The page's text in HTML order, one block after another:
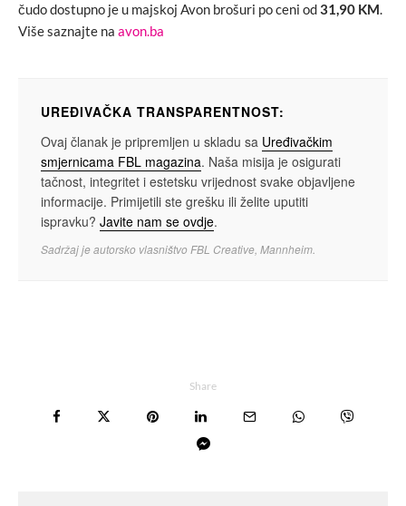
čudo dostupno je u majskoj Avon brošuri po ceni od31,90 KM.
Više saznajte na avon.ba
UREĐIVAČKA TRANSPARENTNOST:
Ovaj članak je pripremljen u skladu sa Uređivačkim
smjernicama FBL magazina. Naša misija je osigurati
tačnost, integritet i estetsku vrijednost svake objavljene
informacije. Primijetili ste grešku ili želite uputiti
ispravku? Javite nam se ovdje.
Sadržaj je autorsko vlasništvo FBL Creative, Mannheim.
Share